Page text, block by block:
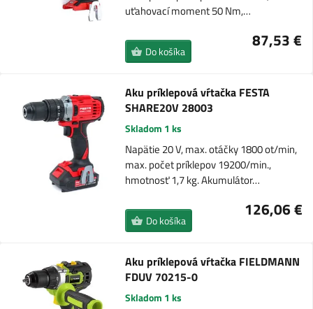
uťahovací moment 50 Nm,…
87,53 €
Do košíka
Aku príklepová vŕtačka FESTA
SHARE20V 28003
Skladom 1 ks
Napätie 20 V, max. otáčky 1800 ot/min,
max. počet príklepov 19200/min.,
hmotnosť 1,7 kg. Akumulátor…
126,06 €
Do košíka
Aku príklepová vŕtačka FIELDMANN
FDUV 70215-0
Skladom 1 ks